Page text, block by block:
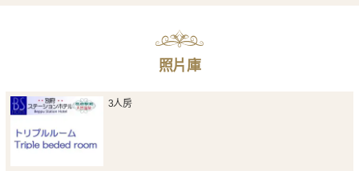
照片庫
3人房